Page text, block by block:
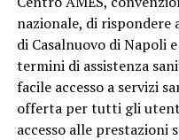
nazionale, di rispondere
di Casalnuovo di Napoli
termini di assistenza
facile accesso a servizi
offerta per tutti gli
accesso alle prestazioni